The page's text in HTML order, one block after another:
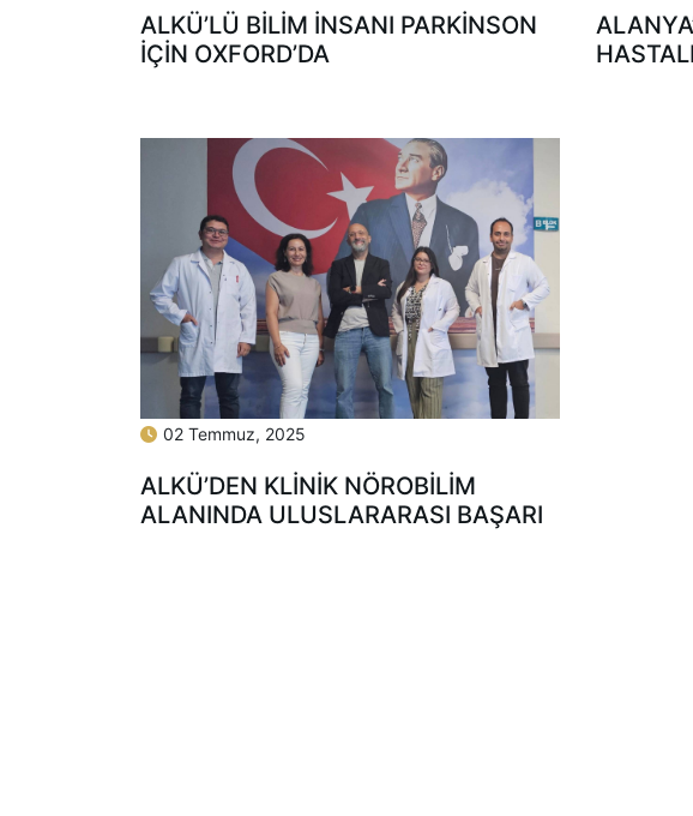
ALKÜ’LÜ BİLİM İNSANI PARKİNSON
İÇİN OXFORD’DA
02 Temmuz, 2025
ALKÜ’DEN KLİNİK NÖROBİLİM
ALANINDA ULUSLARARASI BAŞARI